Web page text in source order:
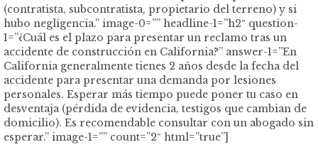
(contratista, subcontratista, propietario del terreno) y si
hubo negligencia.” image-0=”” headline-1=”h2″ question-
1=”¿Cuál es el plazo para presentar un reclamo tras un
accidente de construcción en California?” answer-1=”En
California generalmente tienes 2 años desde la fecha del
accidente para presentar una demanda por lesiones
personales. Esperar más tiempo puede poner tu caso en
desventaja (pérdida de evidencia, testigos que cambian de
domicilio). Es recomendable consultar con un abogado sin
esperar.” image-1=”” count=”2″ html=”true”]